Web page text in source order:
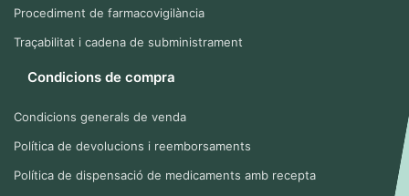
Procediment de farmacovigilància
Traçabilitat i cadena de subministrament
Condicions de compra
Condicions generals de venda
Política de devolucions i reemborsaments
Política de dispensació de medicaments amb recepta